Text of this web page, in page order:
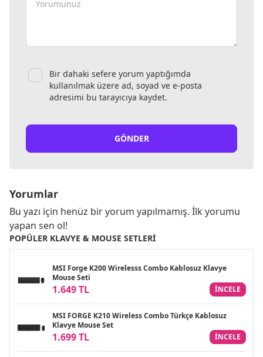
Bir dahaki sefere yorum yaptığımda
kullanılmak üzere ad, soyad ve e-posta
adresimi bu tarayıcıya kaydet.
GÖNDER
Yorumlar
Bu yazı için henüz bir yorum yapılmamış. İlk yorumu
yapan sen ol!
POPÜLER KLAVYE & MOUSE SETLERI
MSI Forge K200 Wirelesss Combo Kablosuz Klavye
Mouse Seti
1.649 TL INCELE
MSI FORGE K210 Wireless Combo Türkçe Kablosuz
Klavye Mouse Set
1.699 TL INCELE